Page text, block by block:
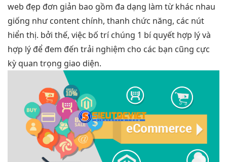
web đẹp đơn giản bao gồm đa dạng làm từ khác nhau
giống như content chính, thanh chức năng, các nút
hiển thị. bởi thế, việc bố trí chúng 1 bí quyết hợp lý và
hợp lý để đem đến trải nghiệm cho các bạn cũng cực
kỳ quan trọng giao diện.